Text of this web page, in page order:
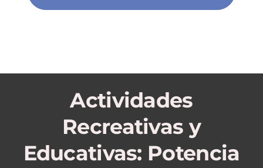
Actividades
Recreativas y
Educativas: Potencia